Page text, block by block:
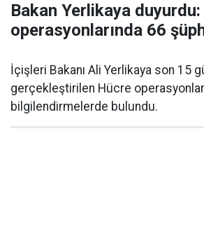
Bakan Yerlikaya
operasyonlarında 66
İçişleri Bakanı Ali Yerlikaya son 15
gerçekleştirilen Hücre
bilgilendirmelerde bulundu.